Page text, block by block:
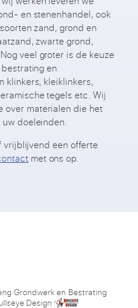
en stenenhandel, ook
zand, grond en
zwarte grond,
veel groter is de keuze
en
klinkers, kleiklinkers,
tegels etc. Wij
over materialen die het
doeleinden.
vrijblijvend een offerte
met ons op.
Grondwerk en Bestrating
Design